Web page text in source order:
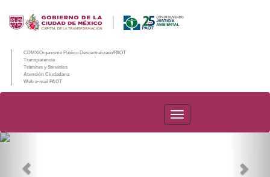
CDMX/Organismo Público Descentralizado/PAOT
Transparencia
Trámites y Servicios
Atención Ciudadana
Web e-mail PAOT
PAOT